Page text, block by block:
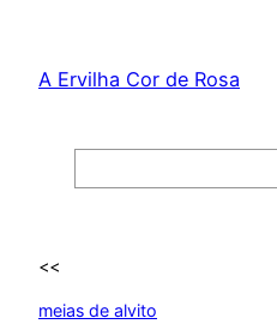
content
A Ervilha Cor de Rosa
<<
meias de alvito